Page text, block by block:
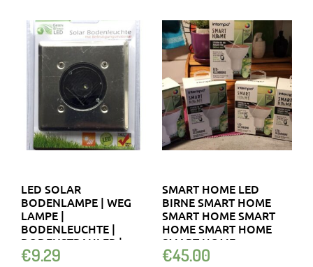
LED SOLAR
BODENLAMPE | WEG
LAMPE |
BODENLEUCHTE |
BODENSTRAHLER |
SOLARLAMPE
€9.29
SMART HOME LED
BIRNE SMART HOME
SMART HOME SMART
HOME SMART HOME
SMART HOME
€45.00